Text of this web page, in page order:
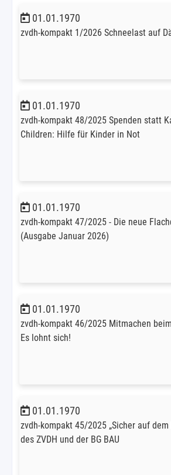
01.01.1970
zvdh-kompakt 1/2026 Schneelast auf
01.01.1970
zvdh-kompakt 48/2025 Spenden statt
Children: Hilfe für Kinder in Not
01.01.1970
zvdh-kompakt 47/2025 - Die neue
(Ausgabe Januar 2026)
01.01.1970
zvdh-kompakt 46/2025 Mitmachen
Es lohnt sich!
01.01.1970
zvdh-kompakt 45/2025 „Sicher auf
des ZVDH und der BG BAU